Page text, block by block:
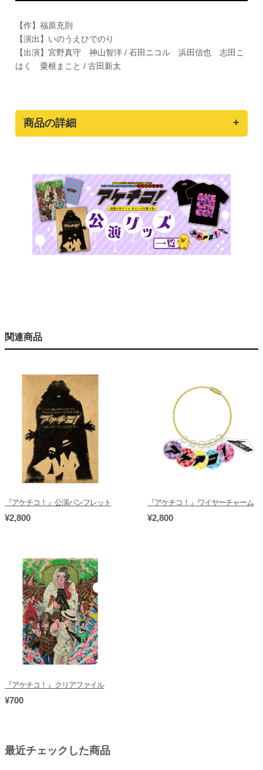
【作】福原充則
【演出】いのうえひでのり
【出演】宮野真守 神山智洋 / 石田ニコル 浜田信也 志田こ
はく 粟根まこと / 古田新太
商品の詳細
関連商品
『アケチコ！』公演パンフレット
¥2,800
『アケチコ！』ワイヤーチャーム
¥2,800
『アケチコ！』クリアファイル
¥700
最近チェックした商品